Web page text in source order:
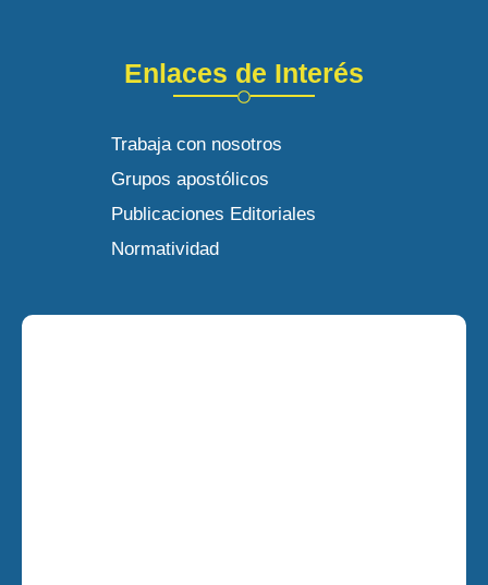
Enlaces de Interés
Trabaja con nosotros
Grupos apostólicos
Publicaciones Editoriales
Normatividad